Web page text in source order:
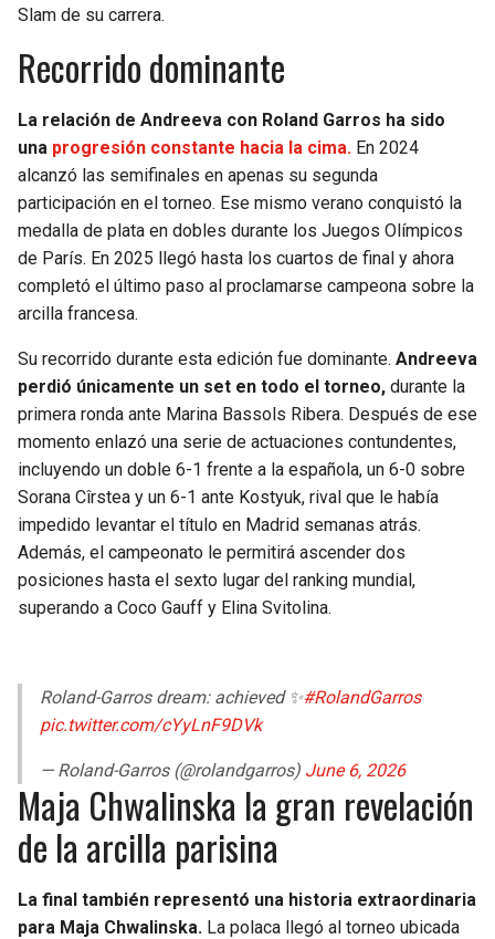
Slam de su carrera.
Recorrido dominante
La relación de Andreeva con Roland Garros ha sido
una progresión constante hacia la cima. En 2024
alcanzó las semifinales en apenas su segunda
participación en el torneo. Ese mismo verano conquistó la
medalla de plata en dobles durante los Juegos Olímpicos
de París. En 2025 llegó hasta los cuartos de final y ahora
completó el último paso al proclamarse campeona sobre la
arcilla francesa.
Su recorrido durante esta edición fue dominante. Andreeva
perdió únicamente un set en todo el torneo, durante la
primera ronda ante Marina Bassols Ribera. Después de ese
momento enlazó una serie de actuaciones contundentes,
incluyendo un doble 6-1 frente a la española, un 6-0 sobre
Sorana Cîrstea y un 6-1 ante Kostyuk, rival que le había
impedido levantar el título en Madrid semanas atrás.
Además, el campeonato le permitirá ascender dos
posiciones hasta el sexto lugar del ranking mundial,
superando a Coco Gauff y Elina Svitolina.
Roland-Garros dream: achieved ✨#RolandGarros
pic.twitter.com/cYyLnF9DVk
— Roland-Garros (@rolandgarros) June 6, 2026
Maja Chwalinska la gran revelación
de la arcilla parisina
La final también representó una historia extraordinaria
para Maja Chwalinska. La polaca llegó al torneo ubicada